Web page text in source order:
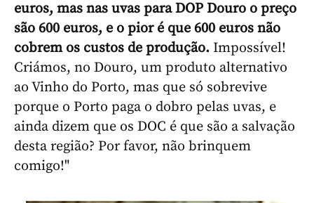
euros, mas nas uvas para DOP Douro o preço
são 600 euros, e o pior é que 600 euros não
cobrem os custos de produção. Impossível!
Criámos, no Douro, um produto alternativo
ao Vinho do Porto, mas que só sobrevive
porque o Porto paga o dobro pelas uvas, e
ainda dizem que os DOC é que são a salvação
desta região? Por favor, não brinquem
comigo!"